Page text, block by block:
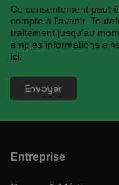
Ce consentement peut
compte à l'avenir.
traitement jusqu'au
amples informations
ici
Entreprise